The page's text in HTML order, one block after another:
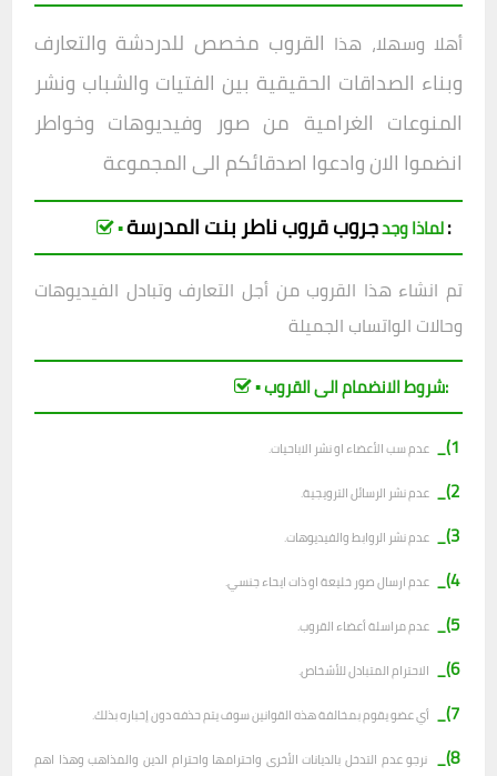
أهلا وسهلا، هذا القروب مخصص للدردشة والتعارف
وبناء الصداقات الحقيقية بين الفتيات والشباب ونشر
المنوعات الغرامية من صور وفيديوهات وخواطر
انضموا الان وادعوا اصدقائكم الى المجموعة
▪︎ لماذا وجدجروبقروبناطر بنت المدرسة :
تم انشاء هذا القروب من أجل التعارف وتبادل الفيديوهات
وحالات الواتساب الجميلة
▪︎ شروط الانضمام الى القروب:
1)_
عدم سب الأعضاء او نشر الاباحيات.
2)_ عدم نشر الرسائل الترويجية.
3)_ عدم نشر الروابط والفيديوهات.
4)_ عدم ارسال صور خليعة او ذات ايحاء جنسي.
5)_ عدم مراسلة أعضاء القروب.
6)_ الاحترام المتبادل للأشخاص.
7)_ أي عضو يقوم بمخالفة هذه القوانين سوف يتم حذفه دون إخباره بذلك.
8)_
نرجو عدم التدخل بالديانات الأخرى واحترامها واحترام الدين والمذاهب وهذا اهم